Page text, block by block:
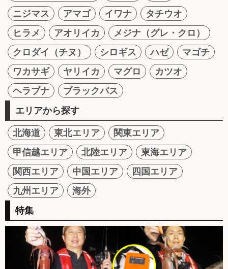
ニジマス
アマゴ イワナ
タチウオ
ヒラメ
アオリイカ
メジナ（グレ・クロ）
クロダイ（チヌ）
シロギス ハゼ
マゴチ
ワカサギ
ヤリイカ マグロ
カツオ
ヘラブナ
ブラックバス
エリアから探す
北海道 東北エリア
関東エリア
甲信越エリア
北陸エリア
東海エリア
関西エリア
中国エリア
四国エリア
九州エリア
海外
特集